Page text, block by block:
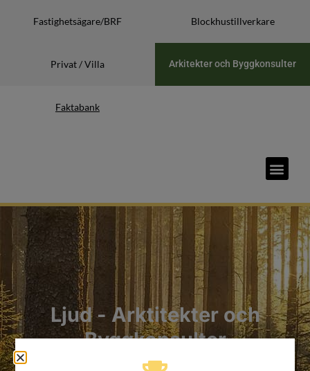
Fastighetsägare/BRF Blockhustillverkare
Privat / Villa Arkitekter och Byggkonsulter
Faktabank
Ljud - Arktitekter och
Byggkonsulter